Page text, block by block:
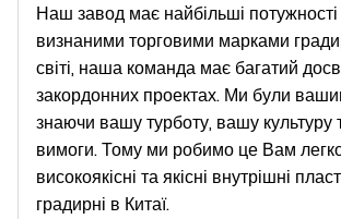
Наш завод має найбільші потужності
визнаними торговими марками
світі, наша команда має багатий
закордонних проектах. Ми були
знаючи вашу турботу, вашу культуру
вимоги. Тому ми робимо це Вам
високоякісні та якісні внутрішні
градирні в Китаї.